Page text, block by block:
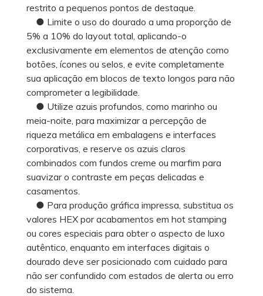
restrito a pequenos pontos de destaque.
● Limite o uso do dourado a uma proporção de
5% a 10% do layout total, aplicando-o
exclusivamente em elementos de atenção como
botões, ícones ou selos, e evite completamente
sua aplicação em blocos de texto longos para não
comprometer a legibilidade.
● Utilize azuis profundos, como marinho ou
meia-noite, para maximizar a percepção de
riqueza metálica em embalagens e interfaces
corporativas, e reserve os azuis claros
combinados com fundos creme ou marfim para
suavizar o contraste em peças delicadas e
casamentos.
● Para produção gráfica impressa, substitua os
valores HEX por acabamentos em hot stamping
ou cores especiais para obter o aspecto de luxo
autêntico, enquanto em interfaces digitais o
dourado deve ser posicionado com cuidado para
não ser confundido com estados de alerta ou erro
do sistema.